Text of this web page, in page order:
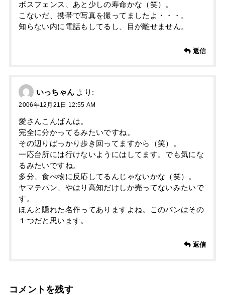
ボスフェンス、あと少しの寿命かな（笑）。
こないだ、携帯で写真を撮ってましたよ・・・。
知らない内に電話もしてるし、目が離せません。
返信
いっちゃん より:
2006年12月21日 12:55 AM
愛さんこんばんは。
完全に分かってるみたいですね。
その辺りばっかり歩き回ってますから（笑）。
一応台所には行けないようにはしてます。でも気にな
るみたいですね。
多分、食べ物に反応してるんじゃないかな（笑）。
ヤマテパン、やはり高知だけしか売ってないみたいで
す。
ほんと隠れた名作ってありますよね。このパンはその
１つだと思います。
返信
コメントを残す